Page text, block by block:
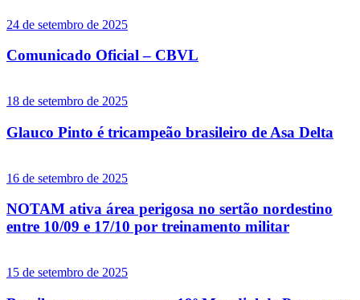
24 de setembro de 2025
Comunicado Oficial – CBVL
18 de setembro de 2025
Glauco Pinto é tricampeão brasileiro de Asa Delta
16 de setembro de 2025
NOTAM ativa área perigosa no sertão nordestino
entre 10/09 e 17/10 por treinamento militar
15 de setembro de 2025